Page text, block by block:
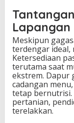
Lapangan
Meskipun
terdengar ideal,
Ketersediaan
terutama saat
ekstrem. Dapur
cadangan
tetap bernutrisi.
pertanian,
terelakkan.